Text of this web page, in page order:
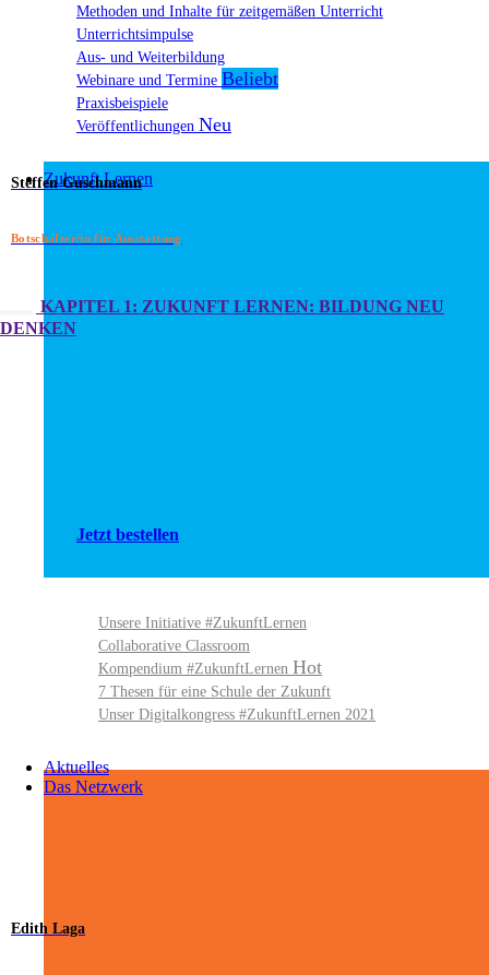
Methoden und Inhalte für zeitgemäßen Unterricht
Unterrichtsimpulse
Aus- und Weiterbildung
Webinare und Termine
Praxisbeispiele
Veröffentlichungen
Zukunft Lernen
Jetzt bestellen
Unsere Initiative #ZukunftLernen
Collaborative Classroom
Kompendium #ZukunftLernen
7 Thesen für eine Schule der Zukunft
Unser Digitalkongress #ZukunftLernen 2021
Aktuelles
Das Netzwerk
Steffen Guschmann
Botschafter/in für Ausstattung
KAPITEL 1: ZUKUNFT LERNEN: BILDUNG NEU
DENKEN
Edith Laga